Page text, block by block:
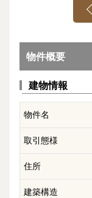
物件概要
建物情報
物件名
取引態様
住所
建築構造